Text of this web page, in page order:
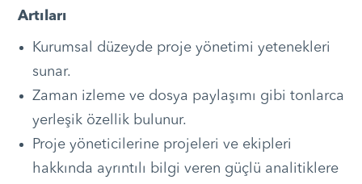
Artıları
Kurumsal düzeyde proje yönetimi yetenekleri
sunar.
Zaman izleme ve dosya paylaşımı gibi tonlarca
yerleşik özellik bulunur.
Proje yöneticilerine projeleri ve ekipleri
hakkında ayrıntılı bilgi veren güçlü analitiklere